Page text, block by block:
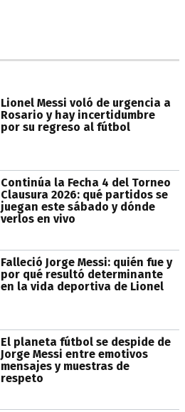
Lionel Messi voló de urgencia a
Rosario y hay incertidumbre
por su regreso al fútbol
Continúa la Fecha 4 del Torneo
Clausura 2026: qué partidos se
juegan este sábado y dónde
verlos en vivo
Falleció Jorge Messi: quién fue y
por qué resultó determinante
en la vida deportiva de Lionel
El planeta fútbol se despide de
Jorge Messi entre emotivos
mensajes y muestras de
respeto